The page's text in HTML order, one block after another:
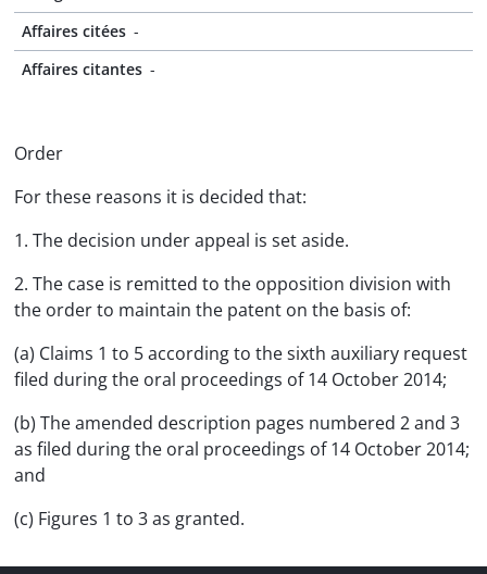
Affaires citées -
Affaires citantes -
Order
For these reasons it is decided that:
1. The decision under appeal is set aside.
2. The case is remitted to the opposition division with
the order to maintain the patent on the basis of:
(a) Claims 1 to 5 according to the sixth auxiliary request
filed during the oral proceedings of 14 October 2014;
(b) The amended description pages numbered 2 and 3
as filed during the oral proceedings of 14 October 2014;
and
(c) Figures 1 to 3 as granted.